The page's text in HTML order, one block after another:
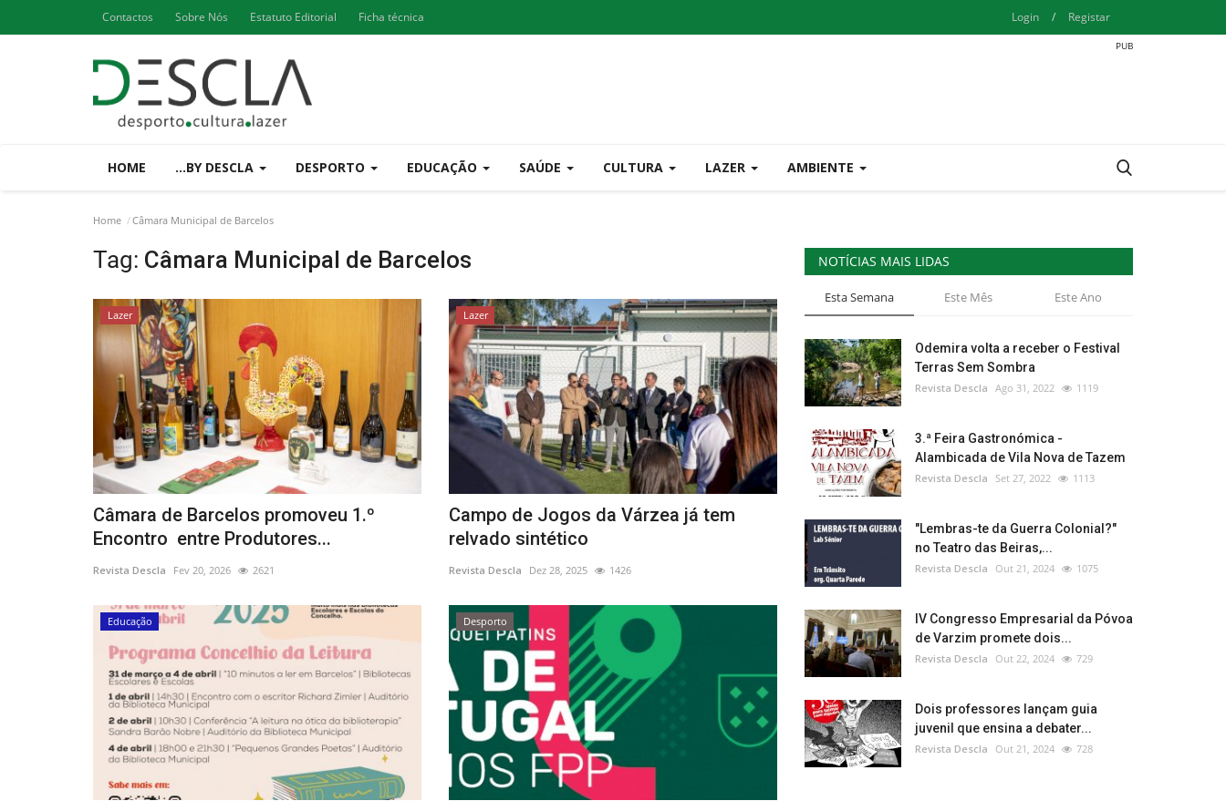
Contactos Sobre Nós Estatuto Editorial Ficha técnica Login / Registar
HOME ...BY DESCLA DESPORTO EDUCAÇÃO SAÚDE CULTURA LAZER AMBIENTE
Home Câmara Municipal de Barcelos
Tag: Câmara Municipal de Barcelos
Lazer
Câmara de Barcelos promoveu 1.º
Encontro entre Produtores...
Revista Descla Fev 20, 2026 2621
Lazer
Campo de Jogos da Várzea já tem
relvado sintético
Revista Descla Dez 28, 2025 1426
Educação Desporto
NOTÍCIAS MAIS LIDAS
Esta Semana Este Mês Este Ano
Odemira volta a receber o Festival
Terras Sem Sombra
Revista Descla Ago 31, 2022 1119
3.ª Feira Gastronómica -
Alambicada de Vila Nova de Tazem
Revista Descla Set 27, 2022 1113
"Lembras-te da Guerra Colonial?"
no Teatro das Beiras,...
Revista Descla Out 21, 2024 1075
IV Congresso Empresarial da Póvoa
de Varzim promete dois...
Revista Descla Out 22, 2024 729
Dois professores lançam guia
juvenil que ensina a debater...
Revista Descla Out 21, 2024 728